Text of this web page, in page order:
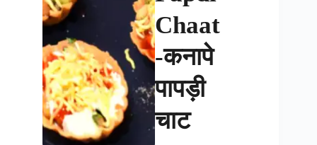
Chaat
-कनापे
पापड़ी
चाट